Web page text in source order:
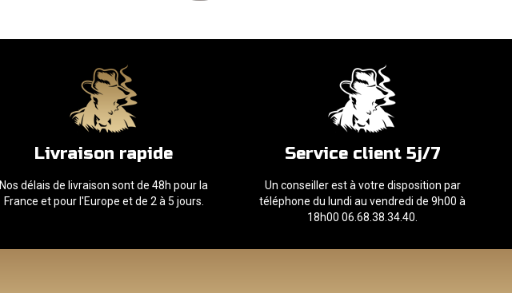
Livraison rapide
Nos délais de livraison sont de 48h pour la
France et pour l'Europe et de 2 à 5 jours.
Service client 5j/7
Un conseiller est à votre disposition par
téléphone du lundi au vendredi de 9h00 à
18h00 06.68.38.34.40.